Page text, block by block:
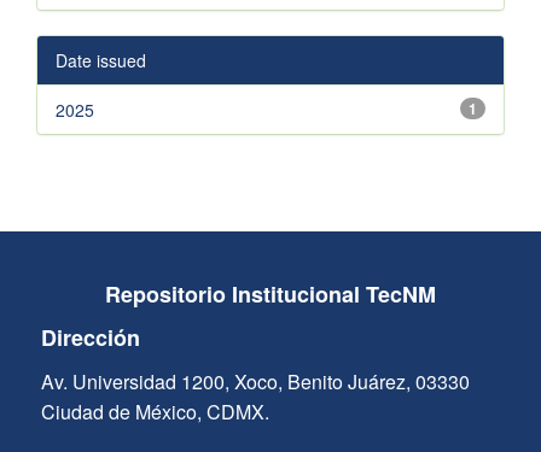
Date issued
1
2025
Repositorio Institucional TecNM
Dirección
Av. Universidad 1200, Xoco, Benito Juárez, 03330
Ciudad de México, CDMX.